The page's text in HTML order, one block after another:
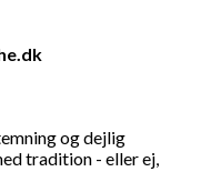
og dejlig
tradition - eller ej,